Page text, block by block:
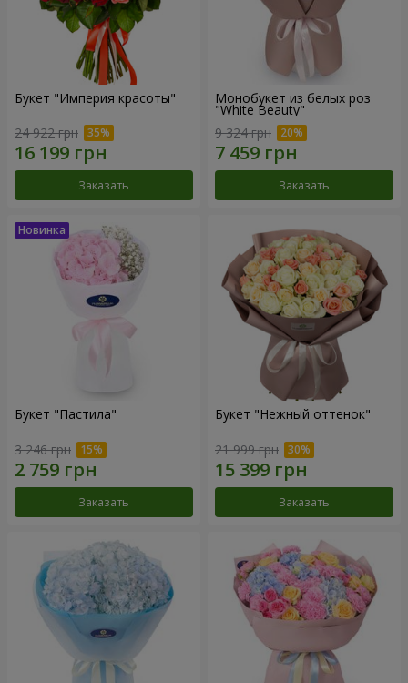
Букет "Империя красоты"
24 922 грн
Заказать
Монобукет из белых роз
"White Beauty"
9 324 грн
Заказать
Букет "Пастила"
3 246 грн
Заказать
Букет "Нежный оттенок"
21 999 грн
Заказать